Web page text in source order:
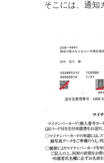
そこには、通知